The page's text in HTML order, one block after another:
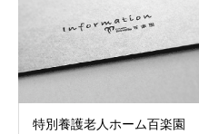
特別養護老人ホーム百楽園